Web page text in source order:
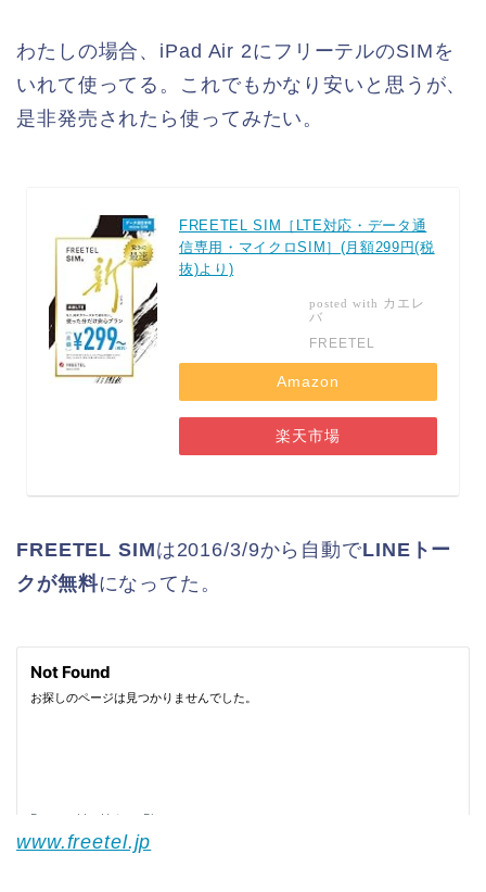
わたしの場合、iPad Air 2にフリーテルのSIMを
いれて使ってる。これでもかなり安いと思うが、
是非発売されたら使ってみたい。
FREETEL SIM［LTE対応・データ通
信専用・マイクロSIM］(月額299円(税
抜)より)
posted with カエレ
バ
FREETEL
Amazon
楽天市場
FREETEL SIMは2016/3/9から自動でLINEトー
クが無料になってた。
www.freetel.jp